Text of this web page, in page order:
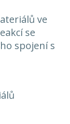
ve
se
spojení s